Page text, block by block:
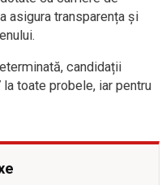
asigura transparența și
candidații
toate probele, iar pentru